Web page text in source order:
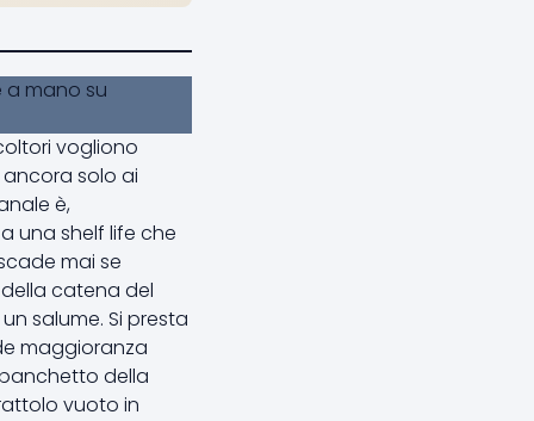
vogliono
solo ai
è,
una shelf life che
mai se
catena del
salume. Si presta
maggioranza
della
vuoto in